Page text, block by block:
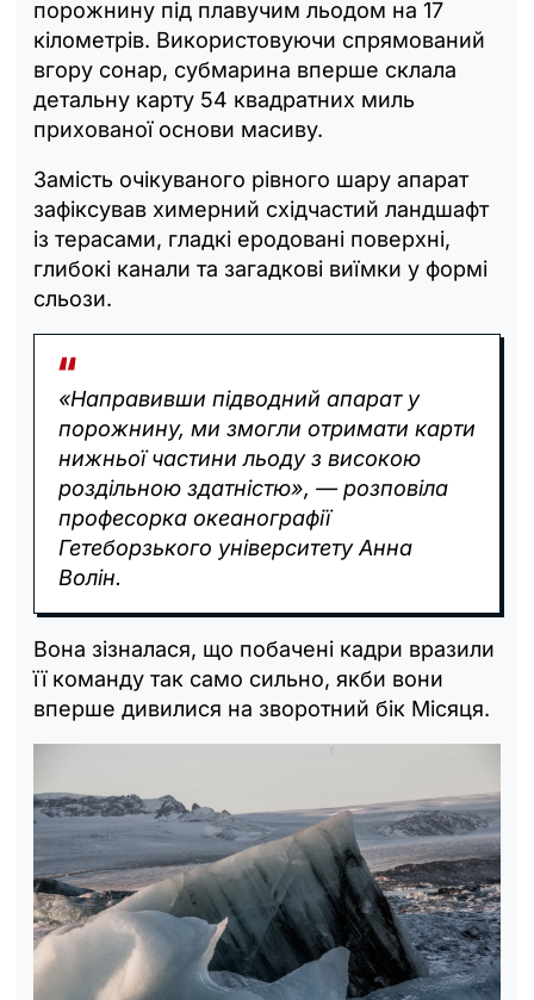
порожнину під плавучим льодом на 17
кілометрів. Використовуючи спрямований
вгору сонар, субмарина вперше склала
детальну карту 54 квадратних миль
прихованої основи масиву.
Замість очікуваного рівного шару апарат
зафіксував химерний східчастий ландшафт
із терасами, гладкі еродовані поверхні,
глибокі канали та загадкові виїмки у формі
сльози.
«Направивши підводний апарат у
порожнину, ми змогли отримати карти
нижньої частини льоду з високою
роздільною здатністю», — розповіла
професорка океанографії
Гетеборзького університету Анна
Волін.
Вона зізналася, що побачені кадри вразили
її команду так само сильно, якби вони
вперше дивилися на зворотний бік Місяця.